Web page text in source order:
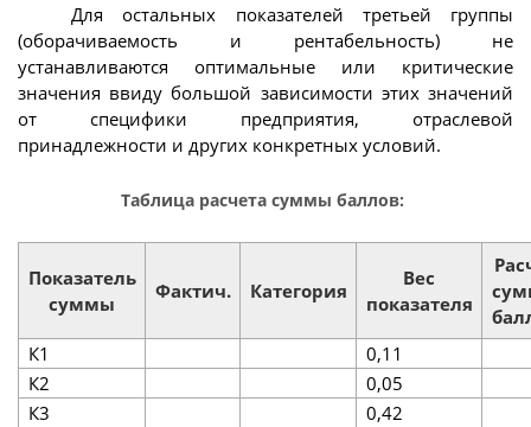
Для остальных показателей третьей группы
(оборачиваемость и рентабельность) не
устанавливаются оптимальные или критические
значения ввиду большой зависимости этих значений
от специфики предприятия, отраслевой
принадлежности и других конкретных условий.
Таблица расчета суммы баллов:
Показатель
суммы
Фактич. Категория
Вес
показателя
К1
0,11
К2
0,05
К3
0,42